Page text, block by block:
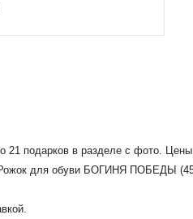
21 подарков в разделе с фото.
для обуви БОГИНЯ ПОБЕДЫ